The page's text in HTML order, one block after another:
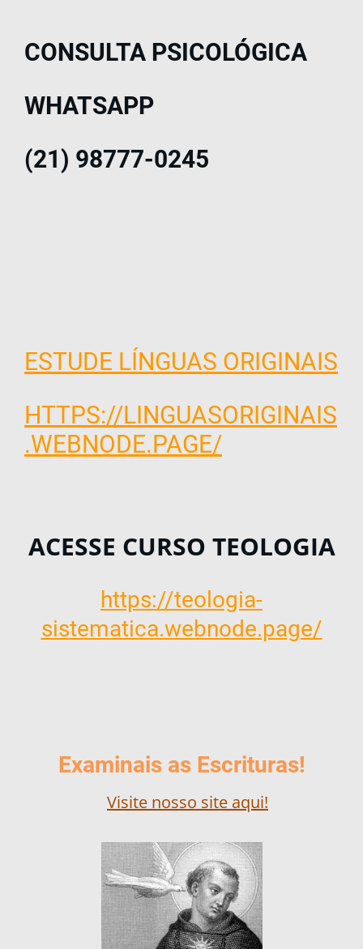
CONSULTA PSICOLÓGICA
WHATSAPP
(21) 98777-0245
ESTUDE LÍNGUAS ORIGINAIS
HTTPS://LINGUASORIGINAIS
.WEBNODE.PAGE/
ACESSE CURSO TEOLOGIA
https://teologia-
sistematica.webnode.page/
Examinais as Escrituras!
Visite nosso site aqui!